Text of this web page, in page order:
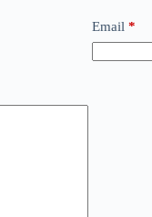
Email *